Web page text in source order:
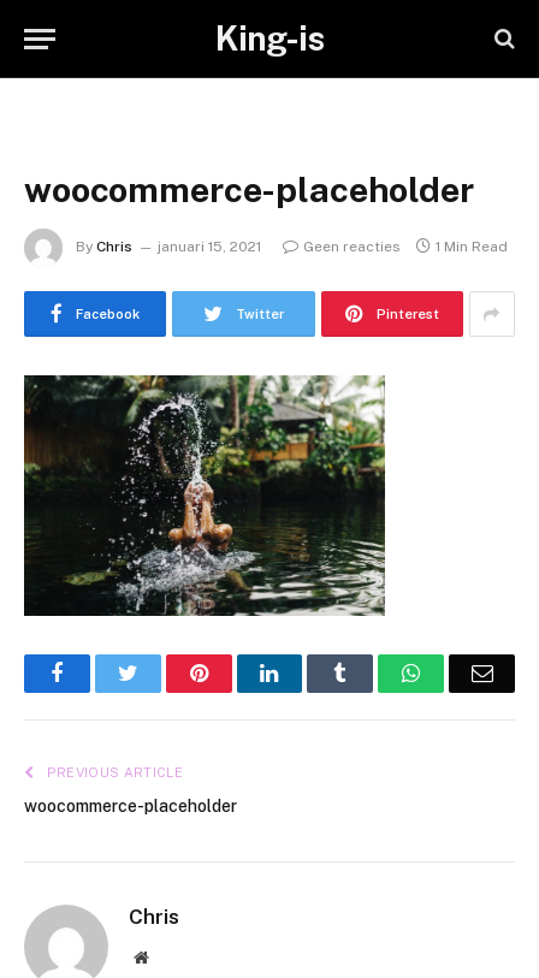
King-is
woocommerce-placeholder
By Chris januari 15, 2021 Geen reacties 1 Min Read
Facebook Twitter Pinterest
FacebookTwitter PinterestLinkedIn Tumblr WhatsApp
PREVIOUS ARTICLE
woocommerce-placeholder
Chris
Website